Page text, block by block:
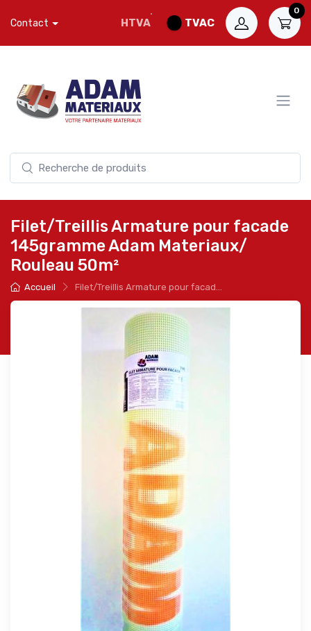
Contact HTVA TVAC
0
Filet/Treillis Armature pour facade
145gramme Adam Materiaux/
Rouleau 50m²
Accueil Filet/Treillis Armature pour facad...